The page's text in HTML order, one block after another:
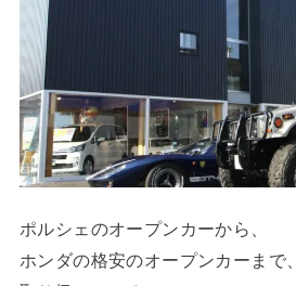
ポルシェのオープンカーから、
ホンダの格安のオープンカーまで、